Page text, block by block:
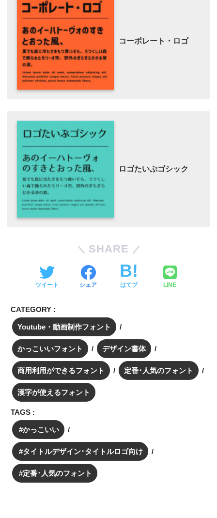
コーポレート・ロゴ
ロゴたいぷゴシック
SHARE
ツイート シェア はてブ LINE
CATEGORY :
Youtube・動画制作フォント
かっこいいフォント デザイン書体
商用利用ができるフォント 定番･人気のフォント
漢字が使えるフォント
TAGS :
かっこいい
タイトルデザイン･タイトルロゴ向け
定番･人気のフォント